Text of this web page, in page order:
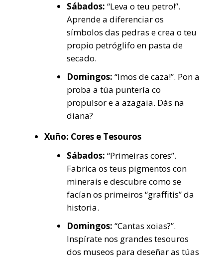
Sábados: “Leva o teu petro!”.
Aprende a diferenciar os
símbolos das pedras e crea o teu
propio petróglifo en pasta de
secado.
Domingos: “Imos de caza!”. Pon a
proba a túa puntería co
propulsor e a azagaia. Dás na
diana?
Xuño: Cores e Tesouros
Sábados: “Primeiras cores”.
Fabrica os teus pigmentos con
minerais e descubre como se
facían os primeiros “graffitis” da
historia.
Domingos: “Cantas xoias?”.
Inspírate nos grandes tesouros
dos museos para deseñar as túas